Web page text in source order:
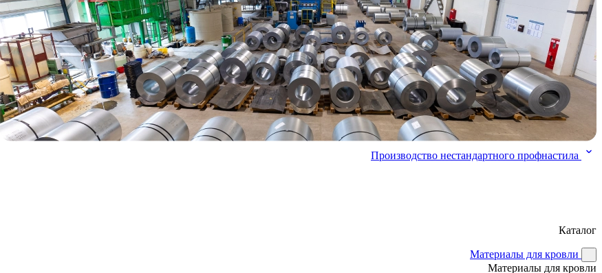
Производство нестандартного профнастила
Каталог
Материалы для кровли
Материалы для кровли